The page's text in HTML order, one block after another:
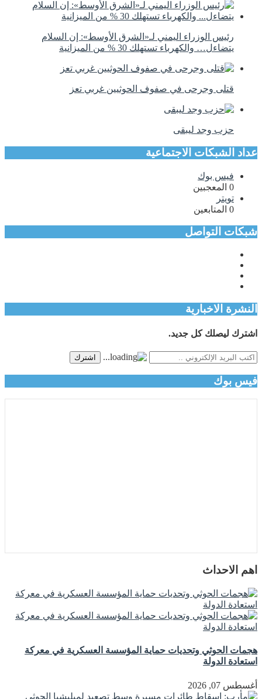
رئيس الوزراء اليمني لـ«الشرق الأوسط»: إن السلام
يتضاءل… والكهرباء تستهلك 30 % من الميزانية
قتلى وجرحى في صفوف الحوثيين غربي تعز
حزب وجد ليبقى
عداد الشبكات الاجتماعية
فيس بوك
0 المعجبين
تويتر
0 المتابعين
شبكات التواصل
النشرة الاخبارية
اشترك ليصلك كل جديد.
اشترك
فيس بوك
اهم الاحداث
هجمات الحوثي وتحديات حماية المؤسسة العسكرية في معركة
استعادة الدولة
أغسطس 07, 2026